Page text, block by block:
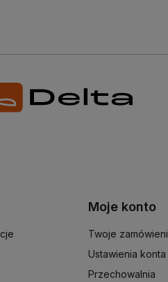
Moje konto
Twoje
Ustawienia konta
Przechowalnia